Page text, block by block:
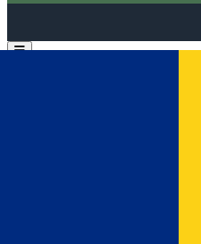
Open main menu